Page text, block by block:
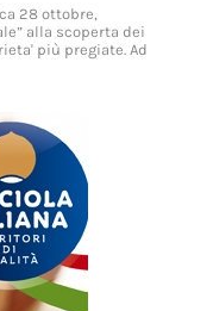
28 ottobre,
alla scoperta dei
più pregiate. Ad